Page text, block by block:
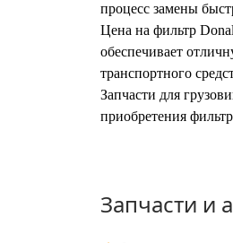
процесс замены
Цена на фильтр
обеспечивает
транспортного
Запчасти для
приобретения
Запчасти и